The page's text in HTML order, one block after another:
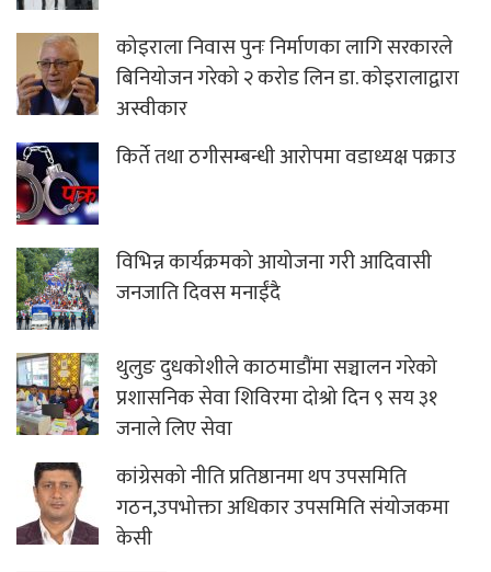
कोइराला निवास पुनः निर्माणका लागि सरकारले
बिनियोजन गरेको २ करोड लिन डा. कोइरालाद्वारा
अस्वीकार
किर्ते तथा ठगीसम्बन्धी आरोपमा वडाध्यक्ष पक्राउ
विभिन्न कार्यक्रमको आयोजना गरी आदिवासी
जनजाति दिवस मनाईंदै
थुलुङ दुधकोशीले काठमाडौंमा सञ्चालन गरेको
प्रशासनिक सेवा शिविरमा दोश्रो दिन ९ सय ३१
जनाले लिए सेवा
कांग्रेसको नीति प्रतिष्ठानमा थप उपसमिति
गठन,उपभोक्ता अधिकार उपसमिति संयोजकमा
केसी